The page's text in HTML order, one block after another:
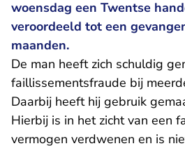
woensdag een Twentse
veroordeeld tot een
maanden.
De man heeft zich schuldig
faillissementsfraude bij
Daarbij heeft hij gebruik
Hierbij is in het zicht van een
vermogen verdwenen en is